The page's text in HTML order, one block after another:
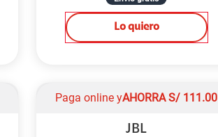
Lo quiero
Paga online yAHORRA S/ 111.00
JBL